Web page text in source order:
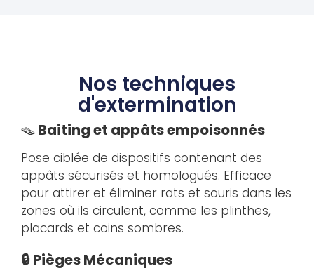
Nos techniques
d'extermination
🪤Baiting et appâts empoisonnés
Pose ciblée de dispositifs contenant des
appâts sécurisés et homologués. Efficace
pour attirer et éliminer rats et souris dans les
zones où ils circulent, comme les plinthes,
placards et coins sombres.
🔒 Pièges Mécaniques